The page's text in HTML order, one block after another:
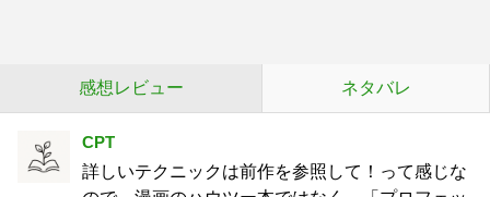
感想レビュー ネタバレ
CPT
詳しいテクニックは前作を参照して！って感じな